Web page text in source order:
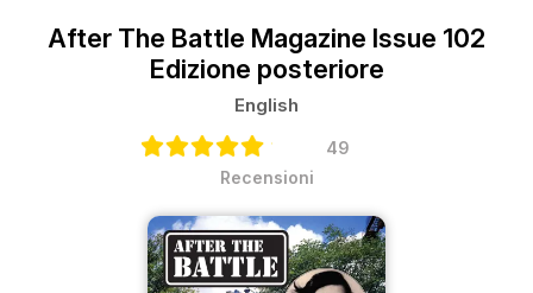
After The Battle Magazine Issue 102
Edizione posteriore
English
49
Recensioni